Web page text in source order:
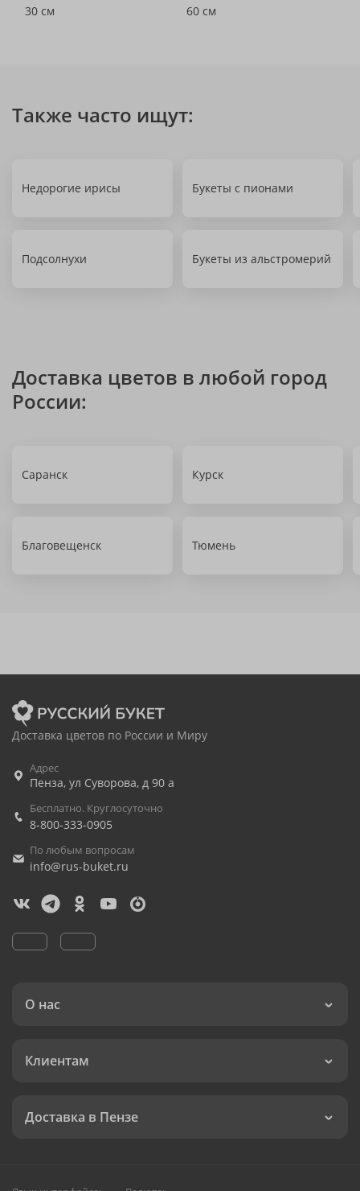
30 см
60 см
Также часто ищут:
Недорогие ирисы Букеты с пионами
Подсолнухи Букеты из альстромерий
Доставка цветов в любой город
России:
Саранск Курск
Благовещенск Тюмень
Доставка цветов по России и Миру
Адрес
Пенза, ул Суворова, д 90 а
Бесплатно. Круглосуточно
8-800-333-0905
По любым вопросам
info@rus-buket.ru
О нас
Клиентам
Доставка в Пензе